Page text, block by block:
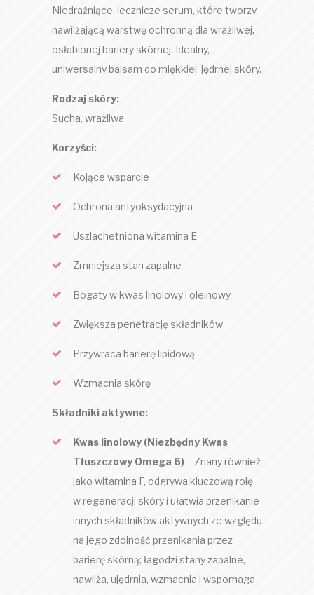
Niedrażniące, lecznicze serum, które tworzy
nawilżającą warstwę ochronną dla wrażliwej,
osłabionej bariery skórnej. Idealny,
uniwersalny balsam do miękkiej, jędrnej skóry.
Rodzaj skóry:
Sucha, wrażliwa
Korzyści:
Kojące wsparcie
Ochrona antyoksydacyjna
Uszlachetniona witamina E
Zmniejsza stan zapalne
Bogaty w kwas linolowy i oleinowy
Zwiększa penetrację składników
Przywraca barierę lipidową
Wzmacnia skórę
Składniki aktywne:
Kwas linolowy (Niezbędny Kwas
Tłuszczowy Omega 6) – Znany również
jako witamina F, odgrywa kluczową rolę
w regeneracji skóry i ułatwia przenikanie
innych składników aktywnych ze względu
na jego zdolność przenikania przez
barierę skórną; łagodzi stany zapalne,
nawilża, ujędrnia, wzmacnia i wspomaga